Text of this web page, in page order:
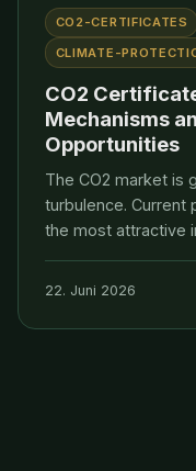
CO2-CERTIFICATES
CLIMATE-
CO2
Mechanisms
Opportunities
The CO2 market is
turbulence. Current
the most attractive
22. Juni 2026